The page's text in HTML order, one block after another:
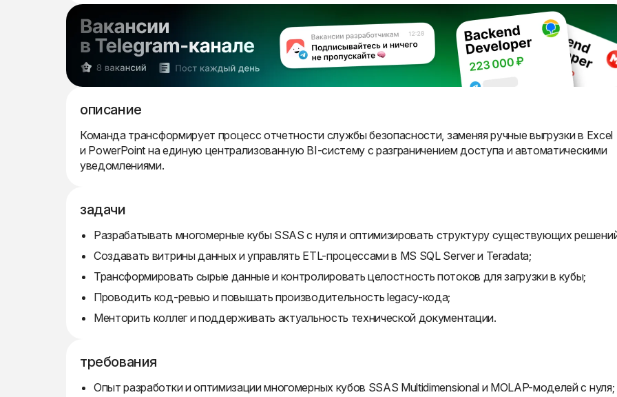
описание
Команда трансформирует процесс отчетности службы безопасности, заменяя ручные выгрузки в Excel
и PowerPoint на единую централизованную BI-систему с разграничением доступа и автоматическими
уведомлениями.
задачи
Разрабатывать многомерные кубы SSAS с нуля и оптимизировать структуру существующих
Создавать витрины данных и управлять ETL-процессами в MS SQL Server и Teradata;
Трансформировать сырые данные и контролировать целостность потоков для загрузки в кубы;
Проводить код-ревью и повышать производительность legacy-кода;
Менторить коллег и поддерживать актуальность технической документации.
требования
Опыт разработки и оптимизации многомерных кубов SSAS Multidimensional и MOLAP-моделей с нуля;